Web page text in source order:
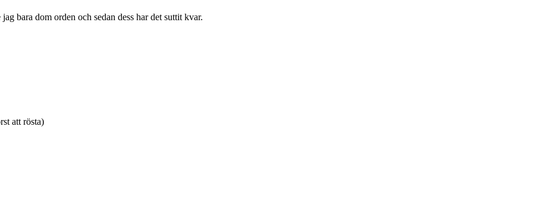
bara dom orden och sedan dess har det suttit kvar.
att rösta)